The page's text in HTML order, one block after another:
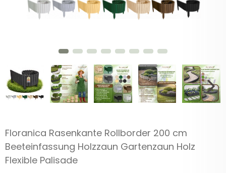
Floranica Rasenkante Rollborder 200 cm
Beeteinfassung Holzzaun Gartenzaun Holz
Flexible Palisade